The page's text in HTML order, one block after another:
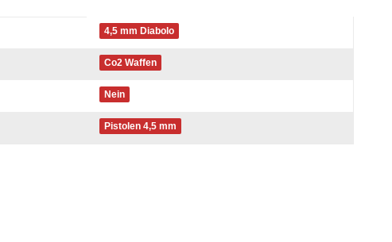
4,5 mm Diabolo
Co2 Waffen
Nein
Pistolen 4,5 mm